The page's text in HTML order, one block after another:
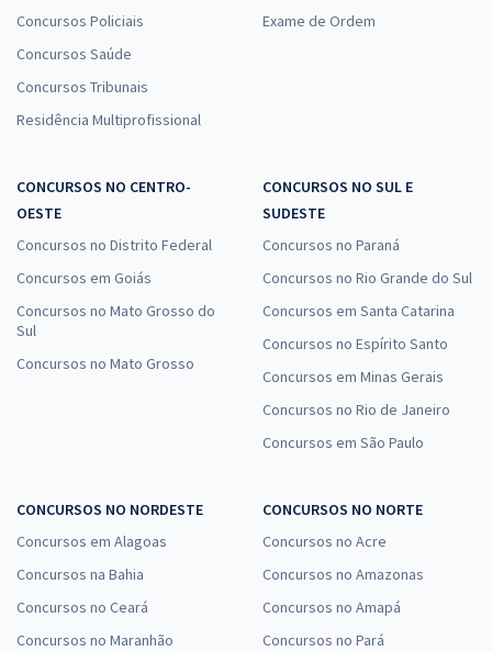
Concursos Policiais
Concursos Saúde
Concursos Tribunais
Residência Multiprofissional
Exame de Ordem
CONCURSOS NO CENTRO-
OESTE
Concursos no Distrito Federal
Concursos em Goiás
Concursos no Mato Grosso do
Sul
Concursos no Mato Grosso
CONCURSOS NO SUL E
SUDESTE
Concursos no Paraná
Concursos no Rio Grande do Sul
Concursos em Santa Catarina
Concursos no Espírito Santo
Concursos em Minas Gerais
Concursos no Rio de Janeiro
Concursos em São Paulo
CONCURSOS NO NORDESTE
Concursos em Alagoas
Concursos na Bahia
Concursos no Ceará
Concursos no Maranhão
CONCURSOS NO NORTE
Concursos no Acre
Concursos no Amazonas
Concursos no Amapá
Concursos no Pará